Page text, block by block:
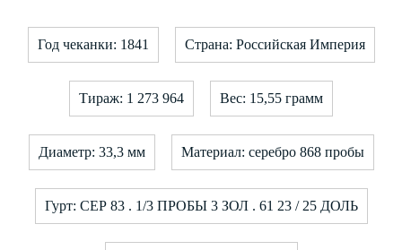
Год чеканки: 1841 Страна: Российская Империя
Тираж: 1 273 964 Вес: 15,55 грамм
Диаметр: 33,3 мм Материал: серебро 868 пробы
Гурт: СЕР 83 . 1/3 ПРОБЫ 3 ЗОЛ . 61 23 / 25 ДОЛЬ